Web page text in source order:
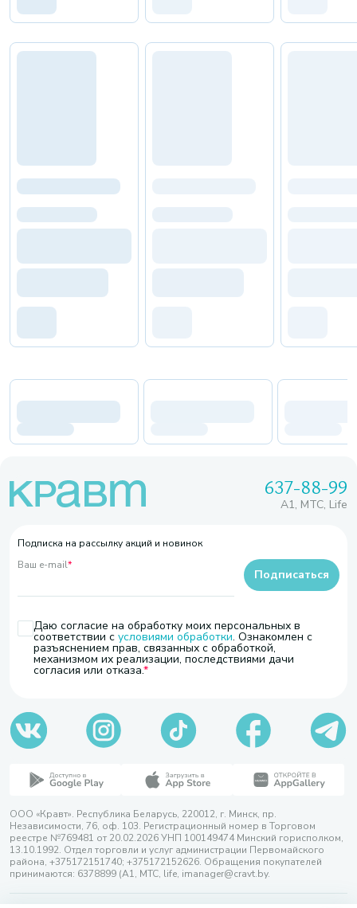
637-88-99
A1, МТС, Life
Подписка на рассылку акций и новинок
Ваш e-mail*
Даю согласие на обработку моих персональных в
соответствии с условиями обработки. Ознакомлен с
разъяснением прав, связанных с обработкой,
механизмом их реализации, последствиями дачи
согласия или отказа.
Подписаться
ООО «Кравт». Республика Беларусь, 220012, г. Минск, пр.
Независимости, 76, оф. 103. Регистрационный номер в Торговом
реестре №769481 от 20.02.2026 УНП 100149474 Минский горисполком,
13.10.1992. Отдел торговли и услуг администрации Первомайского
района, +375172151740; +375172152626. Обращения покупателей
принимаются: 6378899 (А1, МТС, life, imanager@cravt.by.